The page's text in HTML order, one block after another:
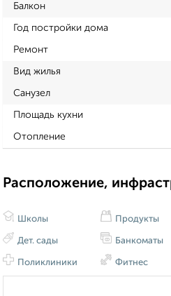
Балкон
Год постройки дома
Ремонт
Вид жилья
Санузел
Площадь кухни
Отопление
Расположение,
Школы
Дет. сады
Поликлиники
Продукты
Банкоматы
Фитнес